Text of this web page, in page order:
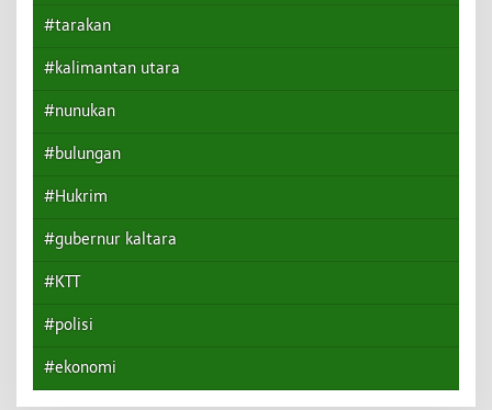
#tarakan
#kalimantan utara
#nunukan
#bulungan
#Hukrim
#gubernur kaltara
#KTT
#polisi
#ekonomi